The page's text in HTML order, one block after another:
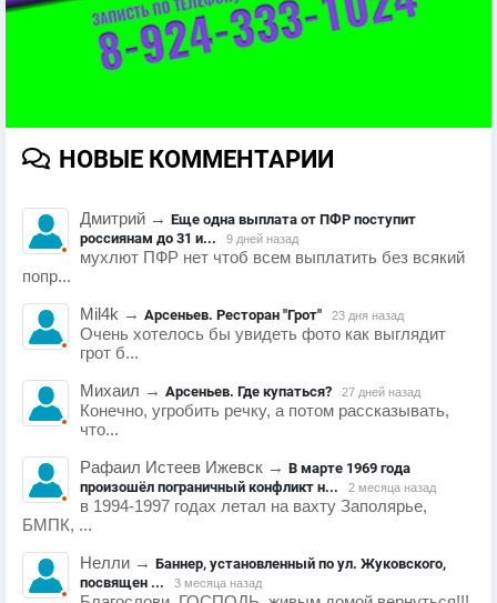
НОВЫЕ КОММЕНТАРИИ
Дмитрий → Еще одна выплата от ПФР поступит
россиянам до 31 и...
9 дней назад
мухлют ПФР нет чтоб всем выплатить без всякий
попр...
Mil4k → Арсеньев. Ресторан "Грот" 23 дня назад
Очень хотелось бы увидеть фото как выглядит
грот б...
Михаил → Арсеньев. Где купаться? 27 дней назад
Конечно, угробить речку, а потом рассказывать,
что...
Рафаил Истеев Ижевск → В марте 1969 года
произошёл пограничный конфликт н...
2 месяца назад
в 1994-1997 годах летал на вахту Заполярье,
БМПК, ...
Нелли → Баннер, установленный по ул. Жуковского,
посвящен ...
3 месяца назад